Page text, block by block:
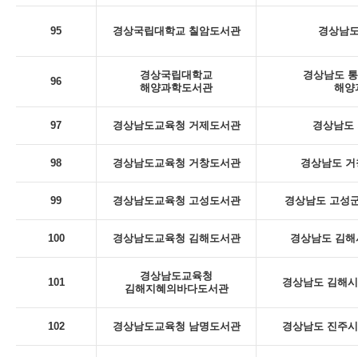
95 경상국립대학교 칠암도서관 경상남
96
경상국립대학교
해양과학도서관
경상남도
해양
97 경상남도교육청 거제도서관 경상남도
98 경상남도교육청 거창도서관 경상남도
99 경상남도교육청 고성도서관 경상남도 고성
100 경상남도교육청 김해도서관 경상남도 김
101
경상남도교육청
김해지혜의바다도서관
경상남도 김해
102 경상남도교육청 남명도서관 경상남도 진주